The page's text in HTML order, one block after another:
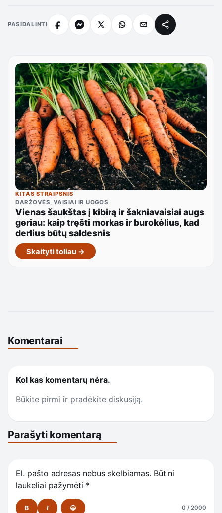
PASIDALINTI
KITAS STRAIPSNIS
DARŽOVĖS, VAISIAI IR UOGOS
Vienas šaukštas į kibirą ir šakniavaisiai augs
geriau: kaip tręšti morkas ir burokėlius, kad
derlius būtų saldesnis
Skaityti toliau →
Komentarai
Kol kas komentarų nėra.
Būkite pirmi ir pradėkite diskusiją.
Parašyti komentarą
El. pašto adresas nebus skelbiamas. Būtini
laukeliai pažymėti *
B I 😀 0 / 2000